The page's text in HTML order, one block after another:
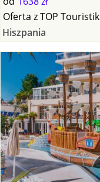
Oferta zTOP Touristik
Hiszpania